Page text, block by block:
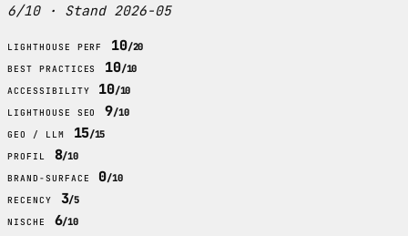
6/10 · Stand 2026-05
LIGHTHOUSE PERF 10/20
BEST PRACTICES 10/10
ACCESSIBILITY 10/10
LIGHTHOUSE SEO 9/10
GEO / LLM 15/15
PROFIL 8/10
BRAND-SURFACE 0/10
RECENCY 3/5
NISCHE 6/10